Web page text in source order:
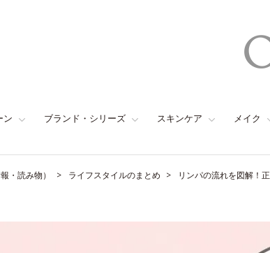
ン ブランド・シリーズ スキンケア メイク
・読み物） ライフスタイルのまとめ リンパの流れを図解！